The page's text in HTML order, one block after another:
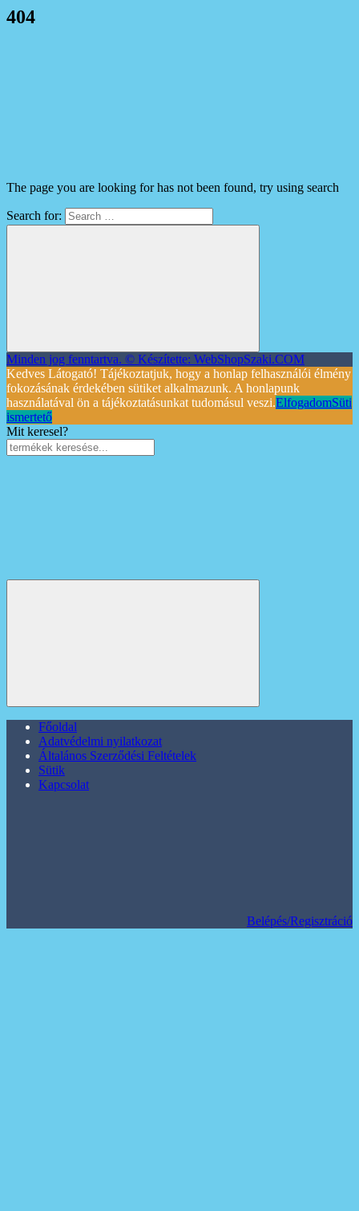
404
The page you are looking for has not been found, try using search
Search for:
Minden jog fenntartva. © Készítette: WebShopSzaki.COM
Kedves Látogató! Tájékoztatjuk, hogy a honlap felhasználói élmény
fokozásának érdekében sütiket alkalmazunk. A honlapunk
használatával ön a tájékoztatásunkat tudomásul veszi.ElfogadomSüti
ismertető
Mit keresel?
Főoldal
Adatvédelmi nyilatkozat
Általános Szerződési Feltételek
Sütik
Kapcsolat
Belépés/Regisztráció